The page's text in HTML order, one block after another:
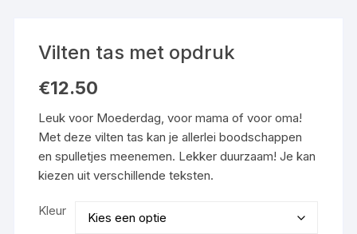
Vilten tas met opdruk
€12.50
Leuk voor Moederdag, voor mama of voor oma!
Met deze vilten tas kan je allerlei boodschappen
en spulletjes meenemen. Lekker duurzaam! Je kan
kiezen uit verschillende teksten.
Kleur